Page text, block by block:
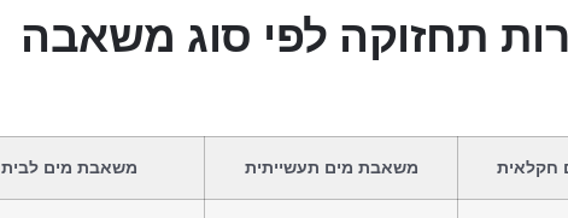
תחזוקה לפי סוג משאבה
חקלאית משאבת מים תעשייתית משאבת מים לבית